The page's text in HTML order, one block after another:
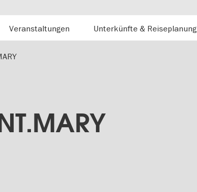
Veranstaltungen Unterkünfte & Reiseplanung